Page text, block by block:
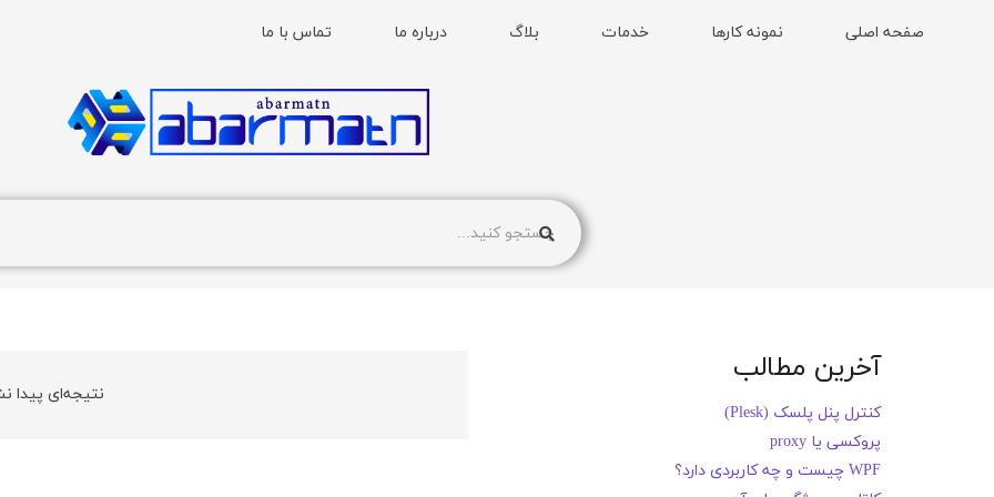
صفحه اصلی نمونه کارها خدمات بلاگ درباره ما تماس با ما
نتیجه‌ای پیدا
آخرین مطالب
کنترل پنل پلسک (Plesk)
پروکسی یا proxy
WPF چیست و چه کاربردی دارد؟